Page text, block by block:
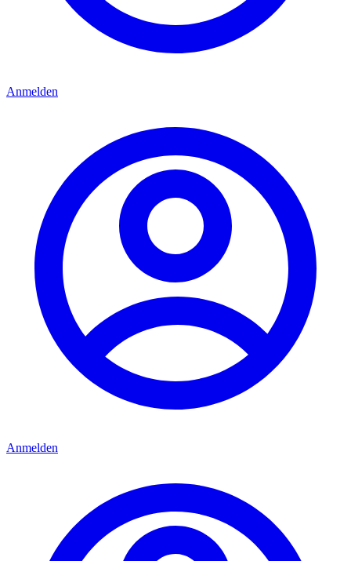
Anmelden
Anmelden